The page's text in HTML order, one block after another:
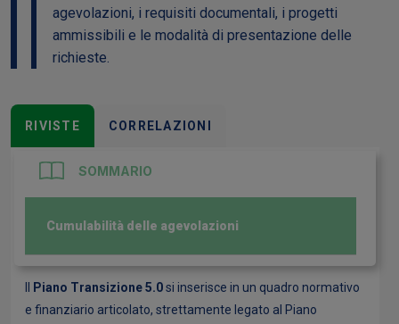
agevolazioni, i requisiti documentali, i progetti
ammissibili e le modalità di presentazione delle
richieste.
RIVISTE CORRELAZIONI
SOMMARIO
Cumulabilità delle agevolazioni
Piano Transizione 5.0si inserisce in un quadro normativo
e finanziario articolato, strettamente legato al Piano